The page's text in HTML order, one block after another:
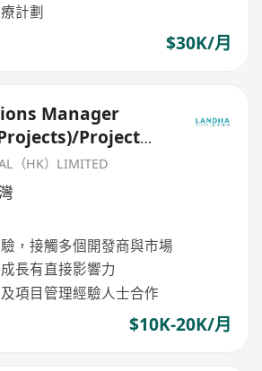
計劃
$30K/月
Manager
Project
（HK）LIMITED
，接觸多個開發商與市場
長有直接影響力
項目管理經驗人士合作
$10K-20K/月